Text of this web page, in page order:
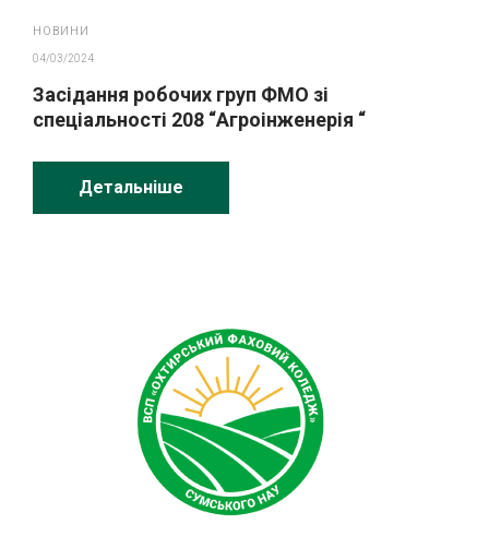
НОВИНИ
04/03/2024
Засідання робочих груп ФМО зі
спеціальності 208 “Агроінженерія “
Детальніше